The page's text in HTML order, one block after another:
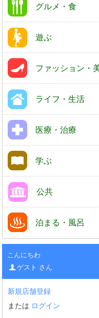
グルメ・食
遊ぶ
ファッション・
ライフ・生活
医療・治療
学ぶ
公共
泊まる・風呂
こんにちわ
ゲスト さん
新規店舗登録
または ログイン